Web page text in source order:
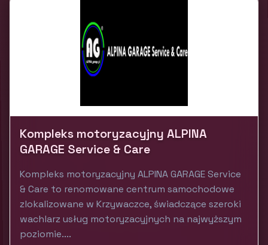
Kompleks motoryzacyjny ALPINA
GARAGE Service & Care
Kompleks motoryzacyjny ALPINA GARAGE Service
& Care to renomowane centrum samochodowe
zlokalizowane w Krzywaczce, świadczące szeroki
wachlarz usług motoryzacyjnych na najwyższym
poziomie....